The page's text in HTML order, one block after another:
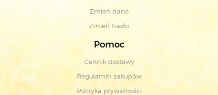
Zmień dane
Zmień hasło
Pomoc
Cennik dostawy
Regulamin zakupów
Polityka prywatności